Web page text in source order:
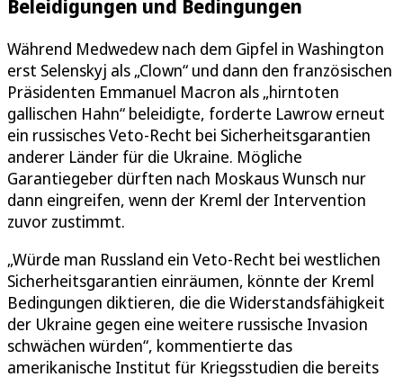
Beleidigungen und Bedingungen
Während Medwedew nach dem Gipfel in Washington
erst Selenskyj als „Clown“ und dann den französischen
Präsidenten Emmanuel Macron als „hirntoten
gallischen Hahn“ beleidigte, forderte Lawrow erneut
ein russisches Veto-Recht bei Sicherheitsgarantien
anderer Länder für die Ukraine. Mögliche
Garantiegeber dürften nach Moskaus Wunsch nur
dann eingreifen, wenn der Kreml der Intervention
zuvor zustimmt.
„Würde man Russland ein Veto-Recht bei westlichen
Sicherheitsgarantien einräumen, könnte der Kreml
Bedingungen diktieren, die die Widerstandsfähigkeit
der Ukraine gegen eine weitere russische Invasion
schwächen würden“, kommentierte das
amerikanische Institut für Kriegsstudien die bereits